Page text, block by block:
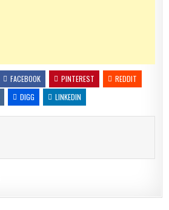
FACEBOOK PINTEREST
REDDIT
DIGG LINKEDIN